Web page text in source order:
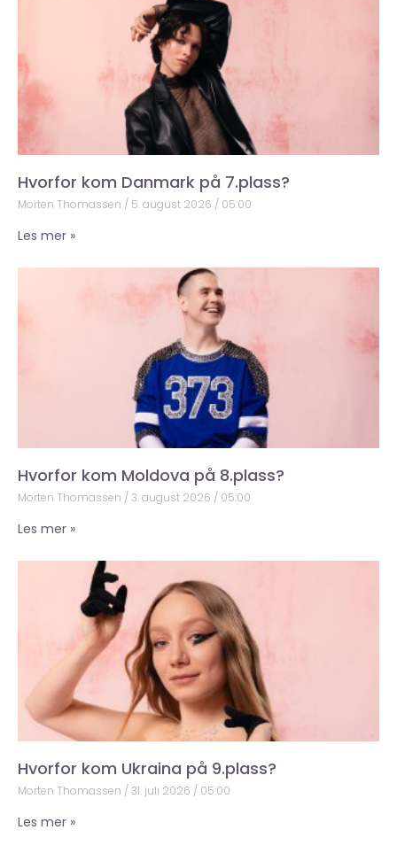
Hvorfor kom Danmark på 7.plass?
Morten Thomassen 5. august 2026 05:00
Les mer »
Hvorfor kom Moldova på 8.plass?
Morten Thomassen 3. august 2026 05:00
Les mer »
Hvorfor kom Ukraina på 9.plass?
Morten Thomassen 31. juli 2026 05:00
Les mer »